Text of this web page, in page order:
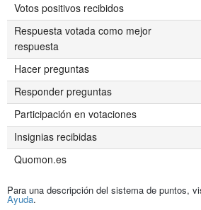
Votos positivos recibidos
Respuesta votada como mejor
respuesta
Hacer preguntas
Responder preguntas
Participación en votaciones
Insignias recibidas
Quomon.es
Para una descripción del sistema de puntos,
Ayuda.